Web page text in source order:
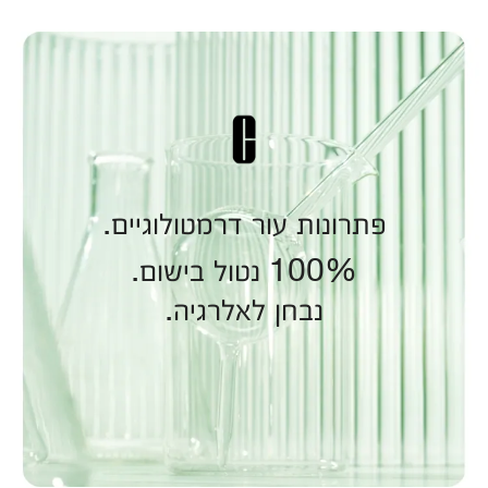
פתרונות עור דרמטולוגיים.
100% נטול בישום.
נבחן לאלרגיה.